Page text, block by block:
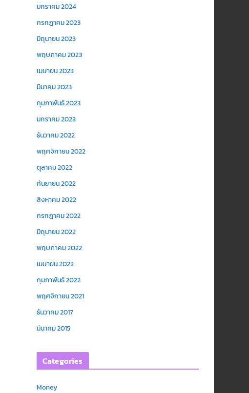
มกราคม 2024
กรกฎาคม 2023
มิถุนายน 2023
พฤษภาคม 2023
เมษายน 2023
มีนาคม 2023
กุมภาพันธ์ 2023
มกราคม 2023
ธันวาคม 2022
พฤศจิกายน 2022
ตุลาคม 2022
กันยายน 2022
สิงหาคม 2022
กรกฎาคม 2022
มิถุนายน 2022
พฤษภาคม 2022
เมษายน 2022
กุมภาพันธ์ 2022
พฤศจิกายน 2021
ธันวาคม 2017
มีนาคม 2015
Categories
Money